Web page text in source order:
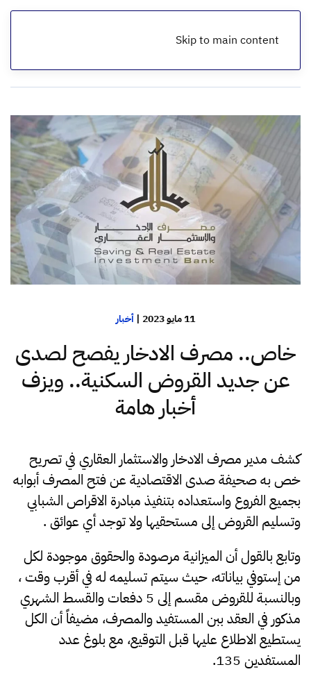
Skip to main content
الرئيسية
11 مايو 2023 | أخبار
خاص.. مصرف الادخار يفصح لصدى
عن جديد القروض السكنية.. ويزف
أخبار هامة
كشف مدير مصرف الادخار والاستثمار العقاري في تصريح
خص به صحيفة صدى الاقتصادية عن فتح المصرف أبوابه
بجميع الفروع واستعداده بتنفيذ مبادرة الاقراص الشبابي
وتسليم القروض إلى مستحقيها ولا توجد أي عوائق .
وتابع بالقول أن الميزانية مرصودة والحقوق موجودة لكل
من إستوفي بياناته، حيث سيتم تسليمه له في أقرب وقت ،
وبالنسبة للقروض مقسم إلى 5 دفعات والقسط الشهري
مذكور في العقد ببن المستفيد والمصرف، مضيفاً أن الكل
يستطيع الاطلاع عليها قبل التوقيع، مع بلوغ عدد
المستفدين 135.